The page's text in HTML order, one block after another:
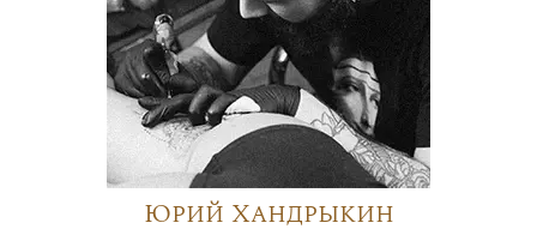
Юрий Хандрыкин